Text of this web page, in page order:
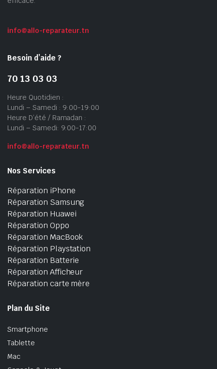
info@allo-reparateur.tn
Besoin d’aide ?
70 13 03 03
Heure Quotidien :
Lundi – Samedi : 9:00-19:00
Heure D’été / Ramadan :
Lundi – Samedi: 9:00-17:00
info@allo-reparateur.tn
Nos Services
Réparation iPhone
Réparation Samsung
Réparation Huawei
Réparation Oppo
Réparation MacBook
Réparation Playstation
Réparation Batterie
Réparation Afficheur
Réparation carte mère
Plan du Site
Smartphone
Tablette
Mac